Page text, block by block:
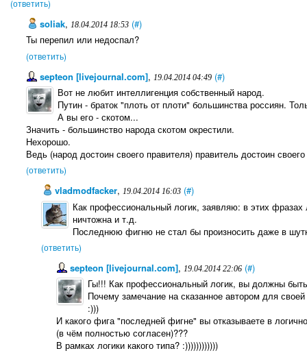
(ответить)
soliak, 18.04.2014 18:53 (#)
Ты перепил или недоспал?
(ответить)
septeon [livejournal.com], 19.04.2014 04:49 (#)
Вот не любит интеллигенция собственный народ.
Путин - браток "плоть от плоти" большинства россиян.
А вы его - скотом...
Значить - большинство народа скотом окрестили.
Нехорошо.
Ведь (народ достоин своего правителя) правитель достоин
(ответить)
vladmodfacker,19.04.2014 16:03 (#)
Как профессиональный логик, заявляю: в этих
ничтожна и т.д.
Последнюю фигню не стал бы произносить даже в
(ответить)
septeon [livejournal.com], 19.04.2014 22:06 (#)
Гы!!! Как профессиональный логик, вы должны
Почему замечание на сказанное автором для
:)))
И какого фига "последней фигне" вы отказываете в
(в чём полностью согласен)???
В рамках логики какого типа? :))))))))))))